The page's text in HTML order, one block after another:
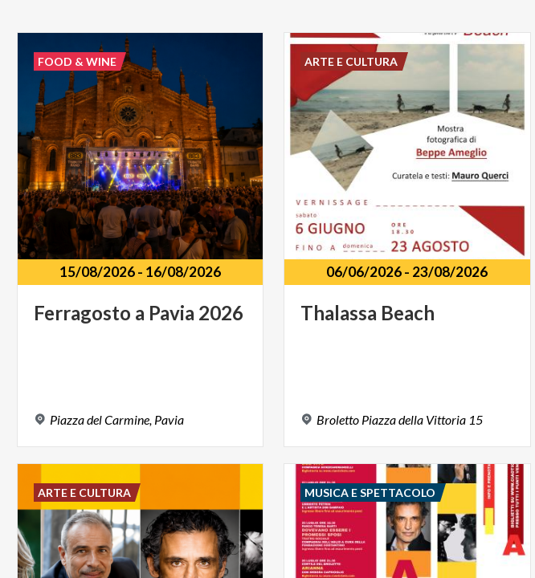
15/08/2026- 16/08/2026
Ferragosto a Pavia 2026
PiazzadelCarmine, Pavia
FOOD & WINE
06/06/2026- 23/08/2026
Thalassa Beach
Broletto Piazzadella Vittoria 15
ARTE E CULTURA
ARTE E CULTURA MUSICA E SPETTACOLO